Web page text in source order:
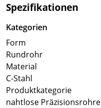
Spezifikationen
Kategorien
Form
Rundrohr
Material
C-Stahl
Produktkategorie
nahtlose Präzisionsrohre